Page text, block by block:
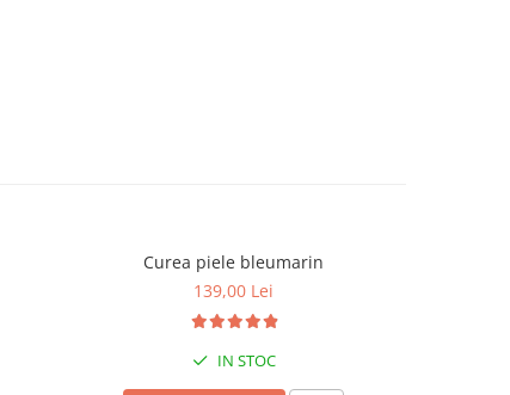
Curea piele bleumarin
139,00 Lei
IN STOC